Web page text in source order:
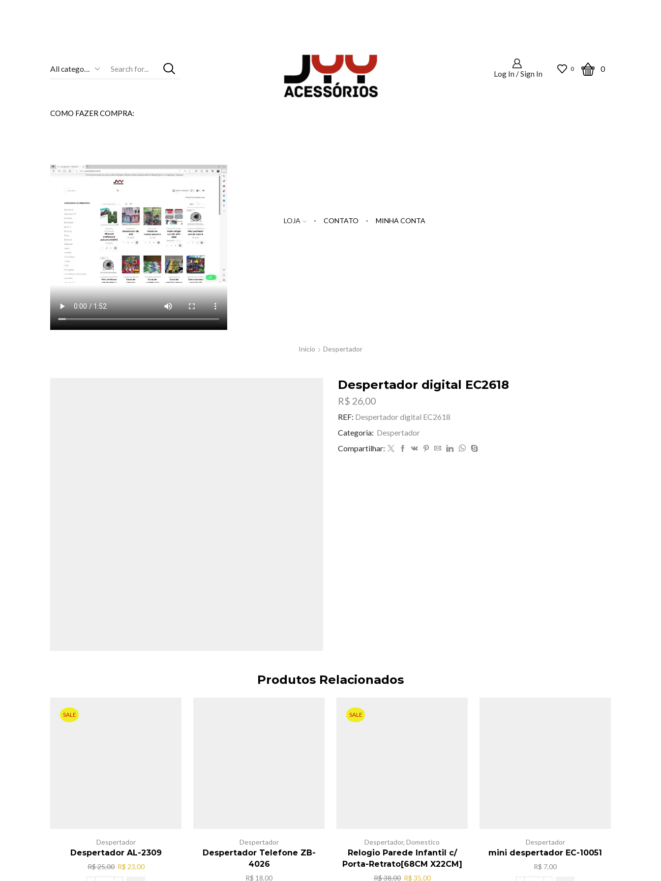
Entrada
Log In / Sign In
0 0
COMO FAZER COMPRA:
LOJA CONTATO MINHA CONTA
Início Despertador
Despertador digital EC2618
R$ 26,00
REF: Despertador digital EC2618
Categoria: Despertador
Compartilhar:
Produtos Relacionados
SALE
Despertador
Despertador AL-2309
R$25,00 O
preço
R$ 23,00O
Despertador
Despertador Telefone ZB-
4026
R$ 18,00
SALE
Despertador, Domestico
Relogio Parede Infantil c/
Porta-Retrato[68CM X22CM]
R$38,00 O
R$ 35,00O
Despertador
mini despertador EC-10051
R$ 7,00